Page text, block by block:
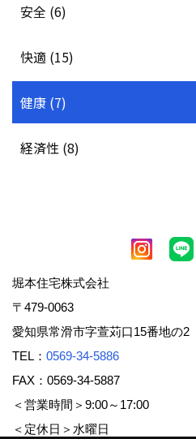
安全 (6)
快適 (15)
健康 (7)
経済性 (8)
堀本住宅株式会社
〒479-0063
愛知県常滑市字萱苅口15番地の2
TEL： 0569-34-5886
FAX：0569-34-5887
＜営業時間＞9:00～17:00
＜定休日＞水曜日